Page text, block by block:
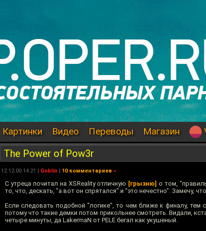
Картинки Видео Переводы Магазин
The Power of Pow3r
12.12.00 14:21 | Goblin | 10 комментариев »
С утреца почитал на XSReality отличную [грызню] о том,
то, что, дескать, "а вот он спрятался" и "это нечестно". Замечу,
Если следовать подобной "логике", то чем ближе к финалу,
потому что такие демки потом прикольнее смотреть. Видали,
четыре минуты, да LakermaN от PELE бегал как укушеный.